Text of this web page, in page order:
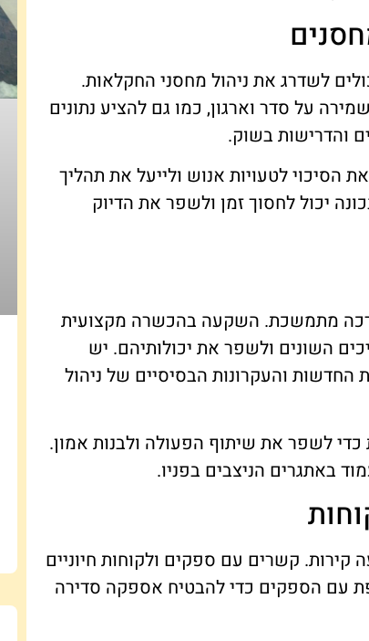
לשדרג את ניהול מחסני החקלאות.
על סדר וארגון, כמו גם להציע נתונים
והדרישות בשוק.
הסיכוי לטעויות אנוש ולייעל את תהליך
יכול לחסוך זמן ולשפר את הדיוק
מתמשכת. השקעה בהכשרה מקצועית
השונים ולשפר את יכולותיהם. יש
החדשות והעקרונות הבסיסיים של ניהול
כדי לשפר את שיתוף הפעולה ולבנות אמון.
באתגרים הניצבים בפניו.
קירות. קשרים עם ספקים ולקוחות חיוניים
עם הספקים כדי להבטיח אספקה סדירה